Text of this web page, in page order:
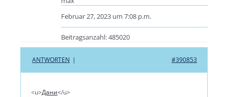
Februar 27, 2023 um 7:08 p.m.
Beitragsanzahl: 485020
#390853
ANTWORTEN |
<u>Дани</u>